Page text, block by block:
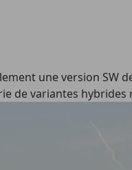
une version SW
de variantes hybrides